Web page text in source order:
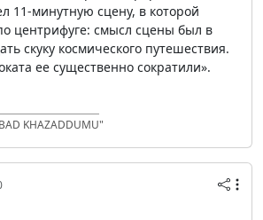
11-минутную сцену, в которой
центрифуге: смысл сцены был в
скуку космического путешествия.
ее существенно сократили».
KHAZADDUMU"